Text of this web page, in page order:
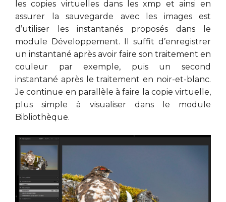
les copies virtuelles dans les xmp et ainsi en
assurer la sauvegarde avec les images est
d’utiliser les instantanés proposés dans le
module Développement. Il suffit d’enregistrer
un instantané après avoir faire son traitement en
couleur par exemple, puis un second
instantané après le traitement en noir-et-blanc.
Je continue en parallèle à faire la copie virtuelle,
plus simple à visualiser dans le module
Bibliothèque.